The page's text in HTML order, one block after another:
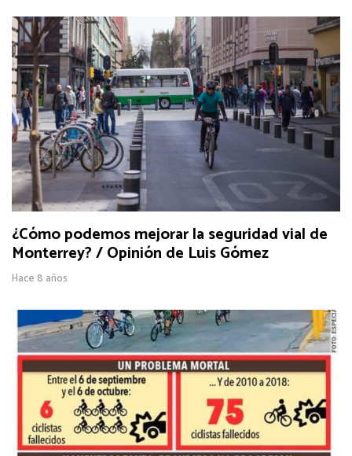
¿Cómo podemos mejorar la seguridad vial de
Monterrey? / Opinión de Luis Gómez
Hace 8 años